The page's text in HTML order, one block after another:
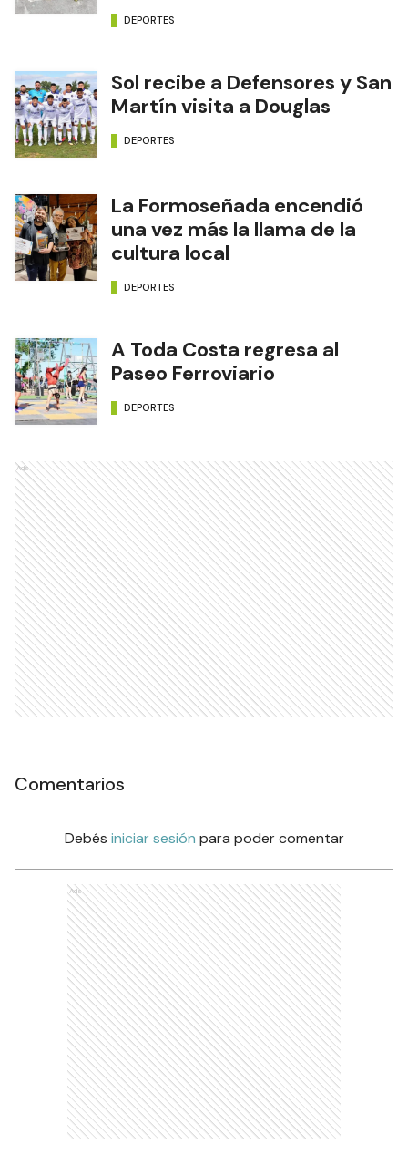
DEPORTES
Sol recibe a Defensores y San
Martín visita a Douglas
DEPORTES
La Formoseñada encendió
una vez más la llama de la
cultura local
DEPORTES
A Toda Costa regresa al
Paseo Ferroviario
DEPORTES
Ads
Comentarios
Debés iniciar sesión para poder comentar
Ads